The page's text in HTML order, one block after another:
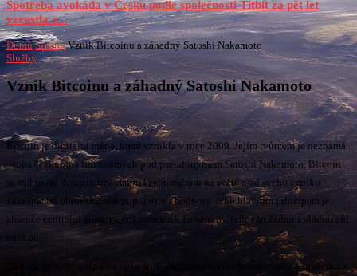
Spotřeba avokáda v Česku podle společnosti Titbit za pět let
vzrostla o...
Domů Služby Vznik Bitcoinu a záhadný Satoshi Nakamoto
Služby
Vznik Bitcoinu a záhadný Satoshi Nakamoto
Bitcoin je digitální měna, která vznikla v roce 2009. Jejím tvůrcem je neznámá
osoba či skupina lidí známých pod pseudonymem Satoshi Nakamoto. Bitcoin
se stal první decentralizovanou kryptoměnou na světě a od svého vzniku
zaznamenal obrovský růst popularity i hodnoty. Jeho hlavním principem je
absence centrální autority, což znamená, že není ovlivňován žádnou vládou ani
bankou.
Dnes se Bitcoin stále více uplatňuje jako alternativní forma platby a investice s